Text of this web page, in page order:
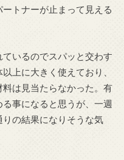
トナーが止まって見える
いるのでスパッと交わす
上に大きく使えており、
は見当たらなかった。有
事になると思うが、一週
の結果になりそうな気